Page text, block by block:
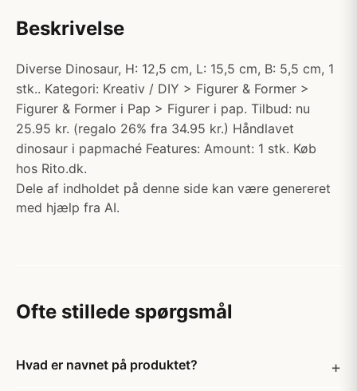
Beskrivelse
Diverse Dinosaur, H: 12,5 cm, L: 15,5 cm, B: 5,5 cm, 1
stk.. Kategori: Kreativ / DIY > Figurer & Former >
Figurer & Former i Pap > Figurer i pap. Tilbud: nu
25.95 kr. (regalo 26% fra 34.95 kr.) Håndlavet
dinosaur i papmaché Features: Amount: 1 stk. Køb
hos Rito.dk.
Dele af indholdet på denne side kan være genereret
med hjælp fra AI.
Ofte stillede spørgsmål
Hvad er navnet på produktet?